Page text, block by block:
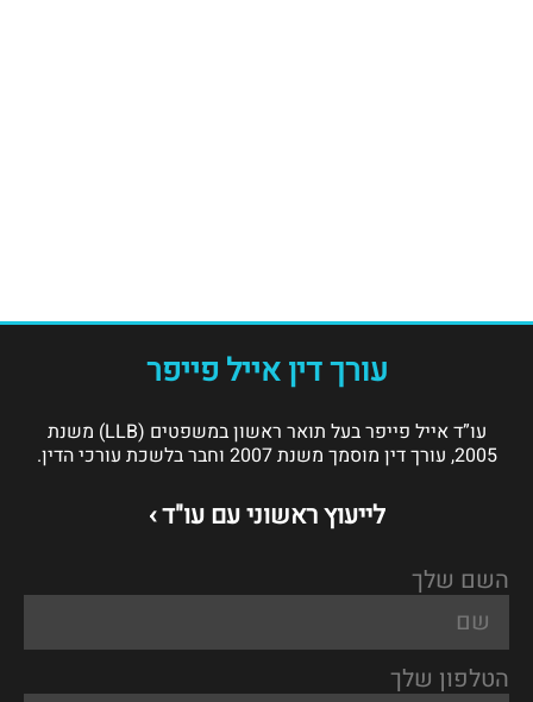
עורך דין אייל פייפר
עו”ד אייל פייפר בעל תואר ראשון במשפטים (LLB) משנת
2005, עורך דין מוסמך משנת 2007 וחבר בלשכת עורכי הדין.
לייעוץ ראשוני עם עו"ד ›
השם שלך
הטלפון שלך